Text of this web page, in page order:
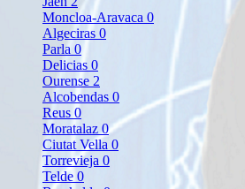
Moncloa-Aravaca 0
Algeciras 0
Parla 0
Delicias 0
Ourense 2
Alcobendas 0
Reus 0
Moratalaz 0
Ciutat Vella 0
Torrevieja 0
Telde 0